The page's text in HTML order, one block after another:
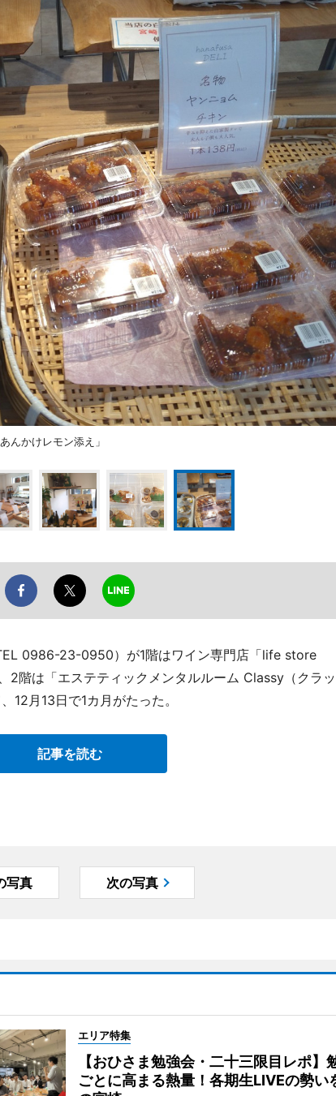
んかけレモン添え」
0986-23-0950）が1階はワイン専門店「life store
2階は「エステティックメンタルルーム Classy（クラ
12月13日で1カ月がたった。
記事を読む
写真 次の写真
エリア特集
【おひさま勉強会・二十三限目レポ】
ごとに高まる熱量！各期生LIVEの勢い